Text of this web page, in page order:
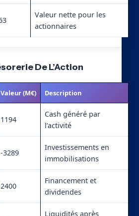
Valeur nette pour les
actionnaires
De L’Action
Valeur (M€) Description
1194
Cash généré par
l’activité
-3289
Investissements en
immobilisations
2400
Financement et
dividendes
Liquidités après